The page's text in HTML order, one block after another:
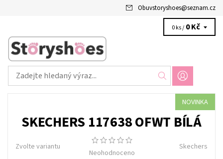
Obuvstoryshoes@seznam.cz
0 ks / 0 Kč
NOVINKA
SKECHERS 117638 OFWT BÍLÁ
Zvolte variantu
Neohodnoceno
Skechers